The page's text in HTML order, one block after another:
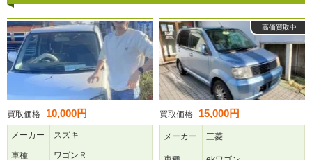
買取価格 10,000円
メーカー スズキ
車種 ワゴンＲ
高価買取中
買取価格 15,000円
メーカー 三菱